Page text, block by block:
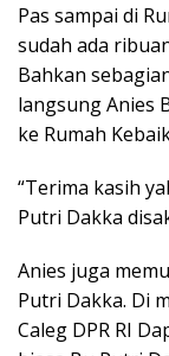
Pas sampai di
sudah ada
Bahkan
langsung Anies
ke Rumah
“Terima kasih
Putri Dakka
Anies juga
Putri Dakka. Di
Caleg DPR RI